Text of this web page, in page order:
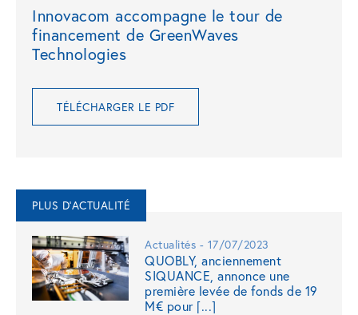
Innovacom accompagne le tour de
financement de GreenWaves
Technologies
TÉLÉCHARGER LE PDF
PLUS D'ACTUALITÉ
Actualités - 17/07/2023
QUOBLY, anciennement
SIQUANCE, annonce une
première levée de fonds de 19
M€ pour [...]